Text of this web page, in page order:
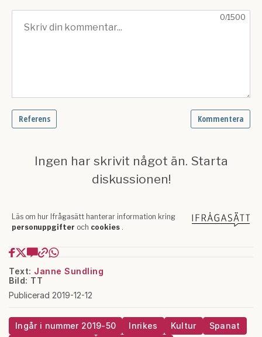
Text: Janne Sundling
Bild: TT
Publicerad 2019-12-12
Ingår i nummer 2019-50 Inrikes Kultur
Spanat